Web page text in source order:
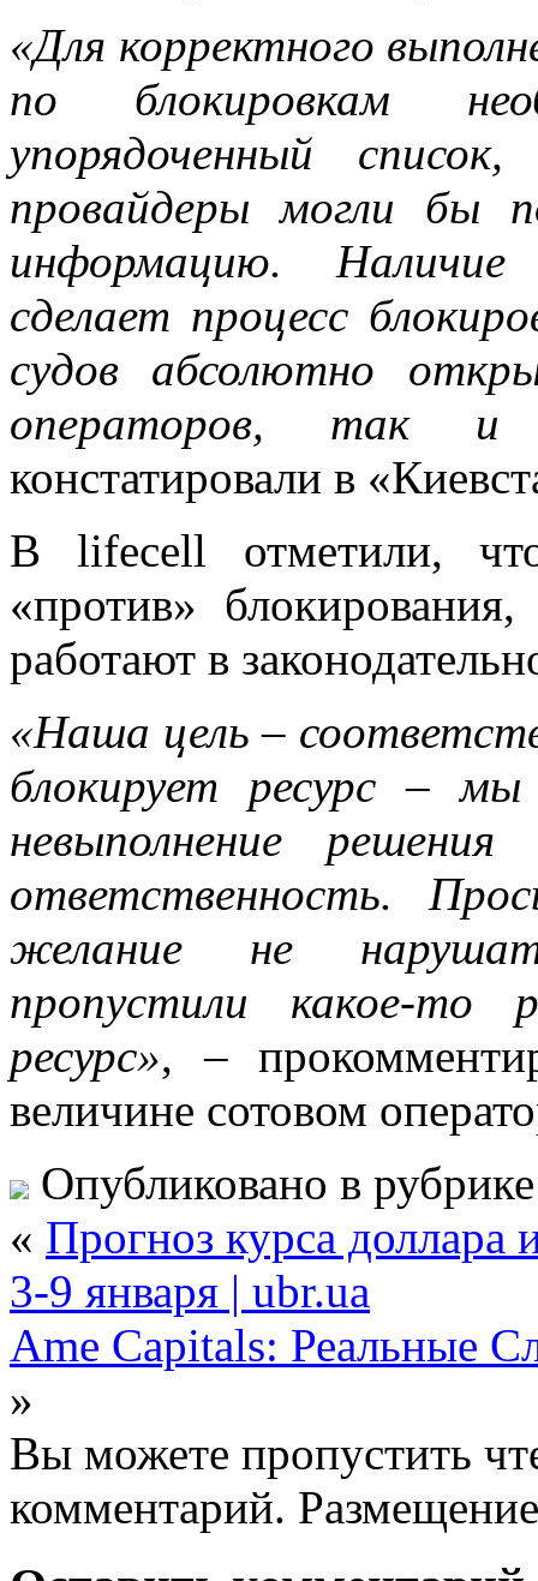
«Для корректного
по блокировкам
упорядоченный
провайдеры могли бы
информацию. Наличие
сделает процесс
судов абсолютно
операторов, так и
констатировали в
В lifecell отметили,
«против»
работают в
«Наша цель –
блокирует ресурс –
невыполнение решения
ответственность.
желание не
пропустили какое-то
ресурс», –
величине сотовом
Опубликовано в
« Прогноз курса
3-9 января | ubr.ua
Ame Capitals: Реальные
»
Вы можете пропустить
комментарий.